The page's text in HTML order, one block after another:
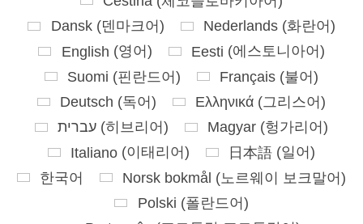
Dansk(덴마크어 ) Nederlands(화란어 )
English (영어 ) Eesti (에스토니아어 )
Suomi (핀란드어) Français (불어)
Deutsch (독어 ) Ελληνικά (그리스어)
עברית (히브리어 ) Magyar (헝가리어)
Italiano (이태리어 ) 日本語 (일어)
한국어
Norsk bokmål (노르웨이 보크말어)
Polski (폴란드어 )